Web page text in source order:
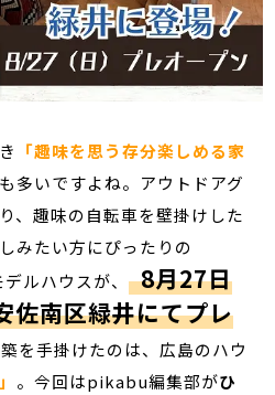
「趣味を思う存分楽しめる家
多いですよね。アウトドアグ
、趣味の自転車を壁掛けした
みたい方にぴったりの
デルハウスが、 8月27日
佐南区緑井にてプレ
を手掛けたのは、広島のハウ
。今回はpikabu編集部がひ